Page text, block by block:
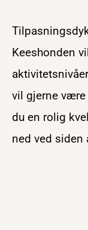
Keeshonden
vil gjerne være
du en rolig
ned ved siden